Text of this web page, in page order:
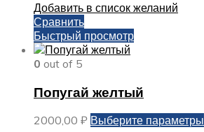
Добавить в список желаний
Сравнить
Быстрый просмотр
0 out of 5
Попугай желтый
2000,00 ₽ Выберите параметры